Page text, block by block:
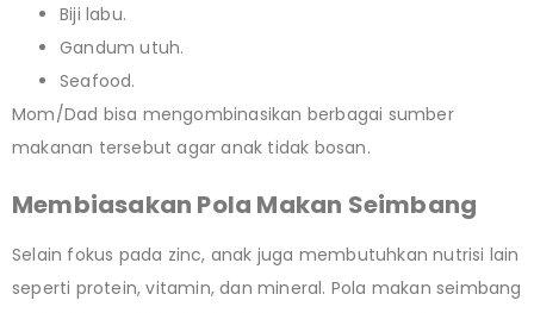
Biji labu.
Gandum utuh.
Seafood.
Mom/Dad bisa mengombinasikan berbagai sumber
makanan tersebut agar anak tidak bosan.
Membiasakan Pola Makan Seimbang
Selain fokus pada zinc, anak juga membutuhkan nutrisi lain
seperti protein, vitamin, dan mineral. Pola makan seimbang